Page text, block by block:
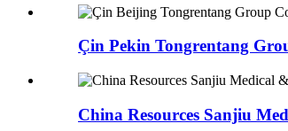
Çin Pekin Tongrentang
China Resources Sanjiu